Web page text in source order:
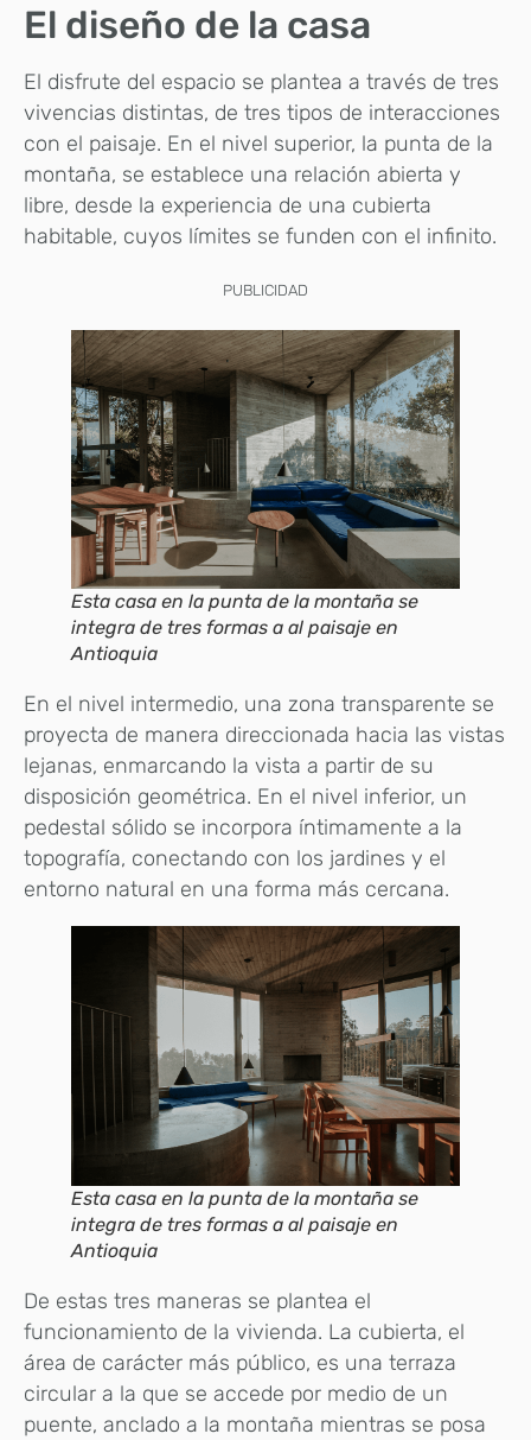
El diseño de la casa
El disfrute del espacio se plantea a través de tres
vivencias distintas, de tres tipos de interacciones
con el paisaje. En el nivel superior, la punta de la
montaña, se establece una relación abierta y
libre, desde la experiencia de una cubierta
habitable, cuyos límites se funden con el infinito.
PUBLICIDAD
Esta casa en la punta de la montaña se
integra de tres formas a al paisaje en
Antioquia
En el nivel intermedio, una zona transparente se
proyecta de manera direccionada hacia las vistas
lejanas, enmarcando la vista a partir de su
disposición geométrica. En el nivel inferior, un
pedestal sólido se incorpora íntimamente a la
topografía, conectando con los jardines y el
entorno natural en una forma más cercana.
Esta casa en la punta de la montaña se
integra de tres formas a al paisaje en
Antioquia
De estas tres maneras se plantea el
funcionamiento de la vivienda. La cubierta, el
área de carácter más público, es una terraza
circular a la que se accede por medio de un
puente, anclado a la montaña mientras se posa